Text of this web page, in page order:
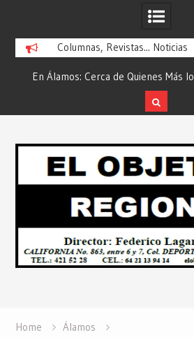
Columnas, Revistas... Noticias
En Álamos: Cerca de Quienes Más lo
Necesitan… Desde: Redacción “El
Objetivo Regional”.
Home
Álamos